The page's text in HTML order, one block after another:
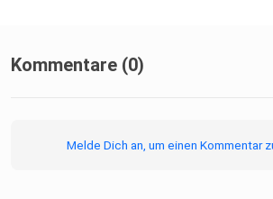
Kommentare (0)
Melde Dich an, um einen Kommentar